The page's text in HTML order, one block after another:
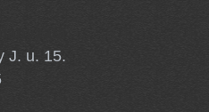
J. u. 15.